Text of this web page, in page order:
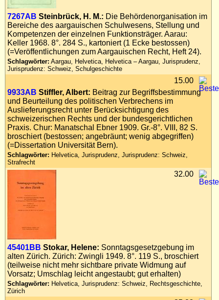
7267AB Steinbrück, H. M.: Die Behördenorganisation im
Bereiche des aargauischen Schulwesens, Stellung und
Kompetenzen der einzelnen Funktionsträger. Aarau:
Keller 1968. 8°. 284 S., kartoniert (1 Ecke bestossen)
(=Veröffentlichungen zum Aargauischen Recht, Heft 24).
Schlagwörter: Aargau, Helvetica, Helvetica – Aargau, Jurisprudenz,
Jurisprudenz: Schweiz, Schulgeschichte
9933AB Stiffler, Albert: Beitrag zur Begriffsbestimmung
und Beurteilung des politischen Verbrechens im
Auslieferungsrecht unter Berücksichtigung des
schweizerischen Rechts und der bundesgerichtlichen
Praxis. Chur: Manatschal Ebner 1909. Gr.-8°. VIII, 82 S.
broschiert (bestossen; angebräunt; wenig abgegriffen)
(=Dissertation Universität Bern).
Schlagwörter: Helvetica, Jurisprudenz, Jurisprudenz: Schweiz,
Strafrecht
15.00
45401BB Stokar, Helene: Sonntagsgesetzgebung im
alten Zürich. Zürich: Zwingli 1949. 8°. 119 S., broschiert
(teilweise nicht mehr sichtbare private Widmung auf
Vorsatz; Umschlag leicht angestaubt; gut erhalten)
Schlagwörter: Helvetica, Jurisprudenz: Schweiz, Rechtsgeschichte,
Zürich
32.00